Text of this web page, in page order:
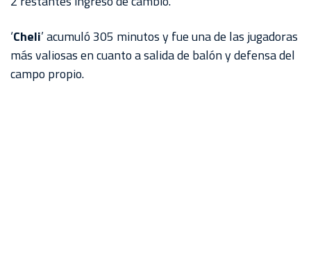
‘Cheli’ acumuló 305 minutos y fue una de las jugadoras
más valiosas en cuanto a salida de balón y defensa del
campo propio.